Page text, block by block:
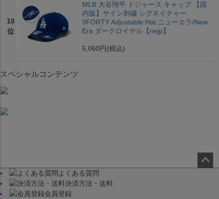
10
位
MLB 大谷翔平 ドジャース キャップ 【国
内版】サイン刺繍 シグネイチャー
9FORTY Adjustable Hat ニューエラ/New
Era ダークロイヤル【nejp】
5,060円 (税込)
スペシャルコンテンツ
よくある質問
決済方法・送料
会員登録